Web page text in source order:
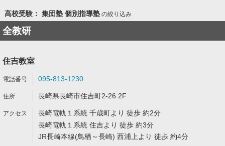
高校受験： 集団塾 個別指導塾の絞り込み
全教研
住吉教室
095-813-1230
長崎県長崎市住吉町2-26 2F
長崎電軌１系統 千歳町より 徒歩 約2分
長崎電軌１系統 住吉より 徒歩 約3分
JR長崎本線(鳥栖～長崎) 西浦上より 徒歩 約4分